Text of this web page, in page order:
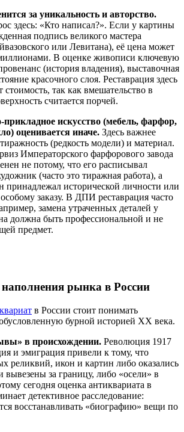
за уникальность и авторство.
здесь: «Кто написал?». Если у картины
подпись великого мастера
или Левитана), её цена может
В оценке живописи ключевую
(история владения), выставочная
красочного слоя. Реставрация здесь
стоимость, так как вмешательство в
считается порчей.
прикладное искусство (мебель, фарфор,
оценивается иначе. Здесь важнее
(редкость модели) и материал.
Императорского фарфорового завода
не потому, что его расписывал
(часто это тиражная работа), а
принадлежал исторической личности или
заказу. В ДПИ реставрация часто
замена утраченных деталей у
должна быть профессиональной и не
предмет.
наполнения рынка в России
в России стоит понимать
бурной историей XX века.
в происхождении. Революция 1917
и эмиграция привели к тому, что
реликвий, икон и картин либо оказались
вывезены за границу, либо «осели» в
сегодня оценка антиквариата в
детективное расследование:
восстанавливать «биографию» вещи по